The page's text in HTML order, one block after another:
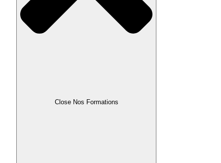
Close Nos Formations